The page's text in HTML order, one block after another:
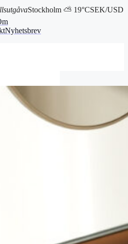
Stockholm ⛅ 19°CSEK/USD
Nyhetsbrev